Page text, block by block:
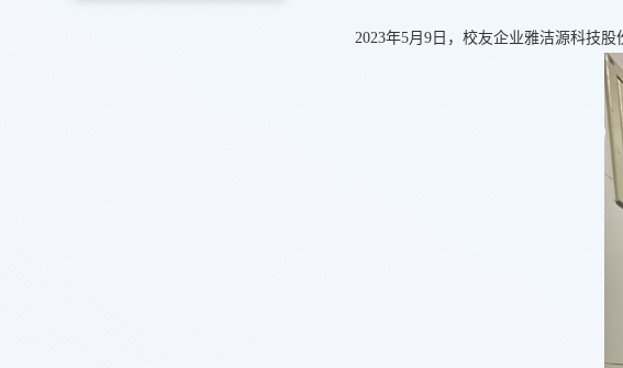
2023年5月9日，校友企业雅洁源科技